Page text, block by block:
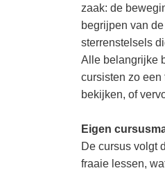
zaak: de
begrijpen van
sterrenstelsels
Alle belangrijke
cursisten zo
bekijken, of
Eigen
De cursus volgt
fraaie lessen,